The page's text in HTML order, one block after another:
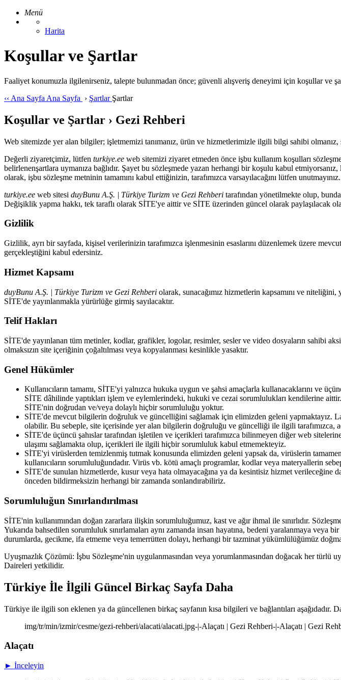
Menü
Harita
Koşullar ve Şartlar
Faaliyet konumuzla ilgilenirseniz, talepte bulunmadan önce; güvenli alışveriş deneyimi için koşullar ve
‹‹ Ana Sayfa Ana Sayfa › Şartlar Şartlar
Koşullar ve Şartlar › Gezi Rehberi
Web sitemizde yer alan bilgiler; işletmemizi tanımanız, ürün ve hizmetlerimizle ilgili bilgi sahibi
Değerli ziyaretçimiz, lütfen turkiye.ee web sitemizi ziyaret etmeden önce işbu kullanım koşulları
belirlenenşartlara uymanıza bağlıdır. Şayet bu sözleşmede yazan herhangi bir koşulu kabul
olarak, işbu sözleşme metninin tamamını kabul ettiğinizin, tarafımızca varsayılacağını lütfen unutmayınız.
turkiye.ee web sitesi duyBunu A.Ş. | Türkiye Turizm ve Gezi Rehberi tarafından yönetilmekte olup,
Değişiklik yapma hakkı, tek taraflı olarak SİTE'ye aittir ve SİTE üzerinden güncel olarak paylaşılacak
Gizlilik
Gizlilik, ayrı bir sayfada, kişisel verilerinizin tarafımızca işlenmesinin esaslarını düzenlemek üzere
gerçekleştiğini kabul edersiniz.
Hizmet Kapsamı
duyBunu A.Ş. | Türkiye Turizm ve Gezi Rehberi olarak, sunacağımız hizmetlerin kapsamını ve
SİTE'de yayınlanmakla yürürlüğe girmiş sayılacaktır.
Telif Hakları
SİTE'de yayınlanan tüm metinler, kodlar, grafikler, logolar, resimler, sesler ve video dosyaların sahibi
olmaksızın site içeriğinin çoğaltılması veya kopyalanması kesinlikle yasaktır.
Genel Hükümler
Kullanıcıların tamamı, SİTE'yi yalnızca hukuka uygun ve şahsi amaçlarla kullanacaklarını ve
SİTE dâhilinde yaptıkları işlem ve eylemlerindeki, hukuki ve cezai sorumlulukları kendilerine
SİTE'nin doğrudan ve/veya dolaylı hiçbir sorumluluğu yoktur.
SİTE'de mevcut bilgilerin doğruluk ve güncelliğini sağlamak için elimizden geleni yapmaktayız.
olabilir. Bu sebeple, site içerisinde yer alan bilgilerin doğruluğu ve güncelliği ile ilgili tarafımızca,
SİTE'de üçüncü şahıslar tarafından işletilen ve içerikleri tarafımızca bilinmeyen diğer web
ulaşımı sağlamakta olup, içerikleri ile ilgili hiçbir sorumluluk kabul etmemekteyiz.
SİTE'yi virüslerden temizlenmiş tutmak konusunda elimizden geleni yapsak da, virüslerin
kullanıcıların sorumluluğundadır. Virüs vb. kötü amaçlı programlar, kodlar veya materyallerin
SİTE'de sunulan hizmetlerde, kusur veya hata olmayacağına ya da kesintisiz hizmet
önceden bildirmeksizin herhangi bir zamanda sonlandırabiliriz.
Sorumluluğun Sınırlandırılması
SİTE'nin kullanımından doğan zararlara ilişkin sorumluluğumuz, kast ve ağır ihmal ile sınırlıdır.
Yukarıda bahsedilen sorumluluk sınırlamaları aynı zamanda insan hayatına, bedeni yaralanmaya
durumlarda, gecikme, ifa etmeme veya temerrütten dolayı, herhangi bir tazminat yükümlülüğümüz
Uyuşmazlık Çözümü: İşbu Sözleşme'nin uygulanmasından veya yorumlanmasından doğacak her türlü
Daireleri yetkilidir.
Türkiye İle İlgili Güncel Birkaç Sayfa Daha
Türkiye ile ilgili son eklenen ya da güncellenen birkaç sayfanın kısa bilgileri ve bağlantıları aşağıdadır.
img/tr/min/izmir/cesme/gezi-rehberi/alacati/alacati.jpg-|-Alaçatı | Gezi Rehberi-|-Alaçatı | Gezi
Alaçatı
► İnceleyin